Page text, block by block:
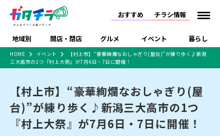
おすすめ チラシ情報
地域別 開店・閉店 グルメ イベント 暮らし
新潟市 下越
中越 上越
開店 閉店
リニューアル・移転 休業 開店まとめ
閉店まとめ
ラーメン 現地レポート
和食 洋食
体験・販売 祭り・伝統行事
趣味・展示会 ライブ・コンサート
施設・ショップ 住宅メーカー・工務店
食品メーカー・県産品
特売セール インタビュー
特集・まとめ記事
食品スーパー・コンビ
ショッピングモール・大
型施設
ドラッグストア・ホーム
センター
HOME イベント
【村上市】“豪華絢爛なおしゃぎり(屋台)”が練り歩く♪新潟
三大高市の1つ『村上大祭』が7月6日・7日に開催！
【村上市】“豪華絢爛なおしゃぎり(屋
台)”が練り歩く♪新潟三大高市の1つ
『村上大祭』が7月6日・7日に開催！